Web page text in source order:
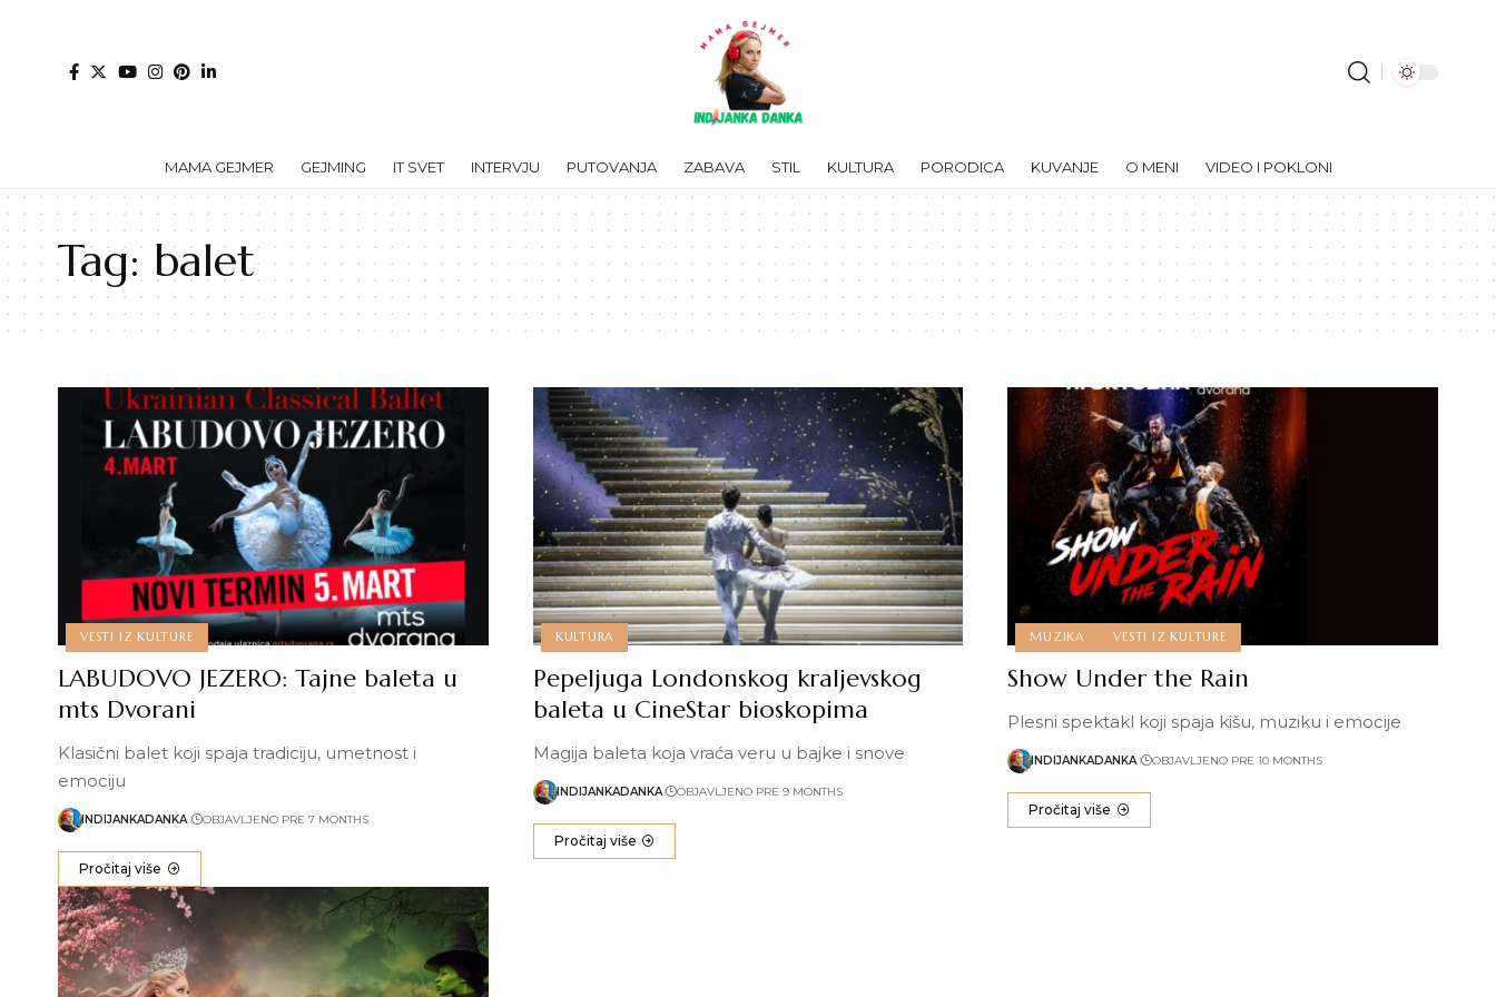
MAMA GEJMER GEJMING IT SVET INTERVJU PUTOVANJA ZABAVA STIL KULTURA PORODICA KUVANJE O MENI VIDEO I POKLONI
Tag: balet
VESTI IZ KULTURE
LABUDOVO JEZERO: Tajne baleta u
mts Dvorani
Klasični balet koji spaja tradiciju, umetnost i
emociju
INDIJANKADANKA OBJAVLJENO PRE 7 MONTHS
Pročitaj više
KULTURA
Pepeljuga Londonskog kraljevskog
baleta u CineStar bioskopima
Magija baleta koja vraća veru u bajke i snove
INDIJANKADANKA OBJAVLJENO PRE 9 MONTHS
Pročitaj više
MUZIKA VESTI IZ KULTURE
Show Under the Rain
Plesni spektakl koji spaja kišu, muziku i emocije
INDIJANKADANKA OBJAVLJENO PRE 10 MONTHS
Pročitaj više